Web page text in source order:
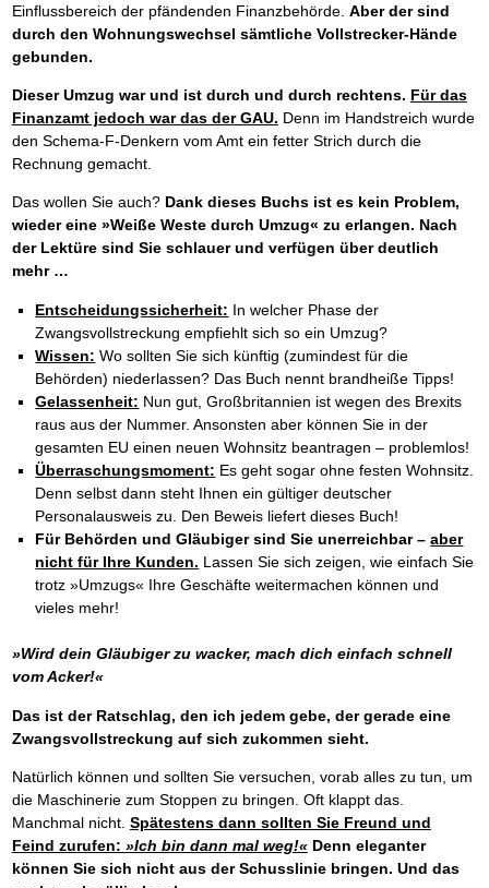
Einflussbereich der pfändenden Finanzbehörde. Aber der sind
durch den Wohnungswechsel sämtliche Vollstrecker-Hände
gebunden.
Dieser Umzug war und ist durch und durch rechtens. Für das
Finanzamt jedoch war das der GAU. Denn im Handstreich wurde
den Schema-F-Denkern vom Amt ein fetter Strich durch die
Rechnung gemacht.
Das wollen Sie auch?Dank dieses Buchs ist es kein Problem,
wieder eine »Weiße Weste durch Umzug« zu erlangen. Nach
der Lektüre sind Sie schlauer und verfügen über deutlich
mehr …
Entscheidungssicherheit: In welcher Phase der
Zwangsvollstreckung empfiehlt sich so ein Umzug?
Wissen: Wo sollten Sie sich künftig (zumindest für die
Behörden) niederlassen? Das Buch nennt brandheiße Tipps!
Gelassenheit: Nun gut, Großbritannien ist wegen des Brexits
raus aus der Nummer. Ansonsten aber können Sie in der
gesamten EU einen neuen Wohnsitz beantragen – problemlos!
Überraschungsmoment: Es geht sogar ohne festen Wohnsitz.
Denn selbst dann steht Ihnen ein gültiger deutscher
Personalausweis zu. Den Beweis liefert dieses Buch!
Für Behörden und Gläubiger sind Sie unerreichbar –aber
nicht für Ihre Kunden. Lassen Sie sich zeigen, wie einfach Sie
trotz »Umzugs« Ihre Geschäfte weitermachen können und
vieles mehr!
»Wird dein Gläubiger zu wacker, mach dich einfach schnell
vom Acker!«
Das ist der Ratschlag, den ich jedem gebe, der gerade eine
Zwangsvollstreckung auf sich zukommen sieht.
Natürlich können und sollten Sie versuchen, vorab alles zu tun, um
die Maschinerie zum Stoppen zu bringen. Oft klappt das.
Manchmal nicht. Spätestens dann sollten Sie Freund und
Feind zurufen: »Ich bin dann mal weg!« Denn eleganter
können Sie sich nicht aus der Schusslinie bringen. Und das